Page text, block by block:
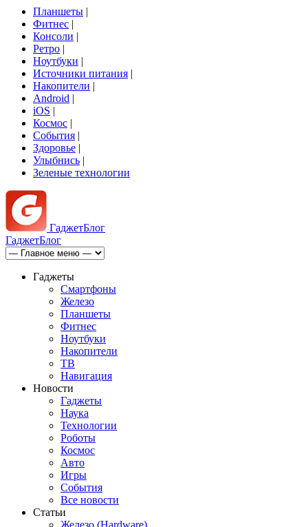
Планшеты |
Фитнес |
Консоли |
Ретро |
Ноутбуки |
Источники питания |
Накопители |
Android |
iOS |
Космос |
События |
Здоровье |
Улыбнись |
Зеленые технологии
ГаджетБлог
ГаджетБлог
Гаджеты
Смартфоны
Железо
Планшеты
Фитнес
Ноутбуки
Накопители
ТВ
Навигация
Новости
Гаджеты
Наука
Технологии
Роботы
Космос
Авто
Игры
События
Все новости
Статьи
Железо (Hardware)